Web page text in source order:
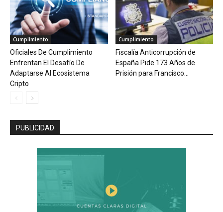
Cumplimiento
Oficiales De Cumplimiento
Enfrentan El Desafío De
Adaptarse Al Ecosistema
Cripto
Cumplimiento
Fiscalía Anticorrupción de
España Pide 173 Años de
Prisión para Francisco...
PUBLICIDAD